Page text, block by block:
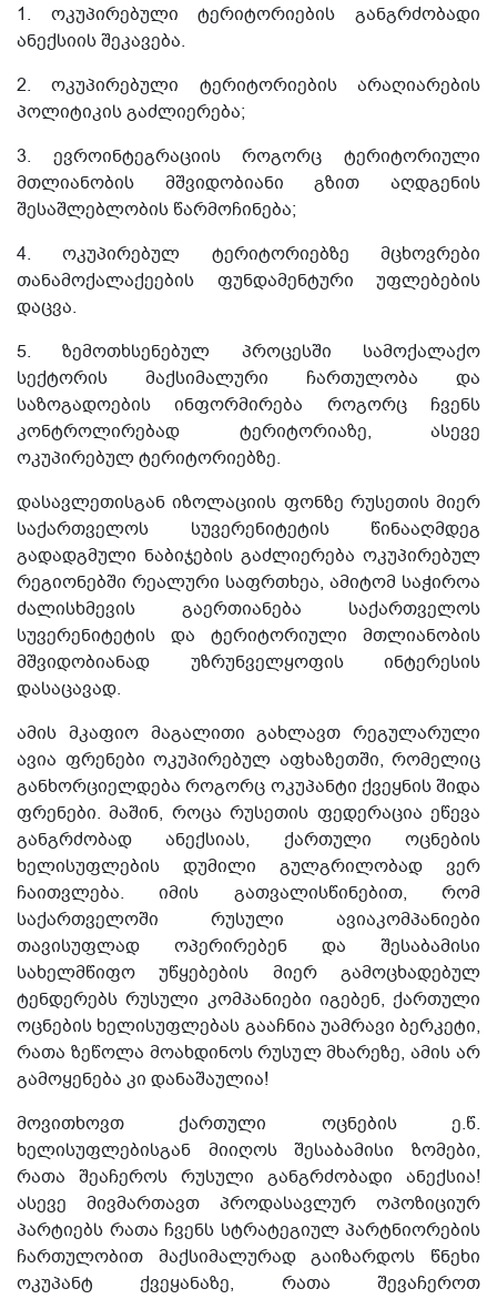
1. ოკუპირებული ტერიტორიების განგრძობადი
ანექსიის შეკავება.
2. ოკუპირებული ტერიტორიების არაღიარების
პოლიტიკის გაძლიერება;
3. ევროინტეგრაციის როგორც ტერიტორიული
მთლიანობის მშვიდობიანი გზით აღდგენის
შესაშლებლობის წარმოჩინება;
4. ოკუპირებულ ტერიტორიებზე მცხოვრები
თანამოქალაქეების ფუნდამენტური უფლებების
დაცვა.
5. ზემოთხსენებულ პროცესში სამოქალაქო
სექტორის მაქსიმალური ჩართულობა და
საზოგადოების ინფორმირება როგორც ჩვენს
კონტროლირებად ტერიტორიაზე, ასევე
ოკუპირებულ ტერიტორიებზე.
დასავლეთისგან იზოლაციის ფონზე რუსეთის მიერ
საქართველოს სუვერენიტეტის წინააღმდეგ
გადადგმული ნაბიჯების გაძლიერება ოკუპირებულ
რეგიონებში რეალური საფრთხეა, ამიტომ საჭიროა
ძალისხმევის გაერთიანება საქართველოს
სუვერენიტეტის და ტერიტორიული მთლიანობის
მშვიდობიანად უზრუნველყოფის ინტერესის
დასაცავად.
ამის მკაფიო მაგალითი გახლავთ რეგულარული
ავია ფრენები ოკუპირებულ აფხაზეთში, რომელიც
განხორციელდება როგორც ოკუპანტი ქვეყნის შიდა
ფრენები. მაშინ, როცა რუსეთის ფედერაცია ეწევა
განგრძობად ანექსიას, ქართული ოცნების
ხელისუფლების დუმილი გულგრილობად ვერ
ჩაითვლება. იმის გათვალისწინებით, რომ
საქართველოში რუსული ავიაკომპანიები
თავისუფლად ოპერირებენ და შესაბამისი
სახელმწიფო უწყებების მიერ გამოცხადებულ
ტენდერებს რუსული კომპანიები იგებენ, ქართული
ოცნების ხელისუფლებას გააჩნია უამრავი ბერკეტი,
რათა ზეწოლა მოახდინოს რუსულ მხარეზე, ამის არ
გამოყენება კი დანაშაულია!
მოვითხოვთ ქართული ოცნების ე.წ.
ხელისუფლებისგან მიიღოს შესაბამისი ზომები,
რათა შეაჩეროს რუსული განგრძობადი ანექსია!
ასევე მივმართავთ პროდასავლურ ოპოზიციურ
პარტიებს რათა ჩვენს სტრატეგიულ პარტნიორების
ჩართულობით მაქსიმალურად გაიზარდოს წნეხი
ოკუპანტ ქვეყანაზე, რათა შევაჩეროთ